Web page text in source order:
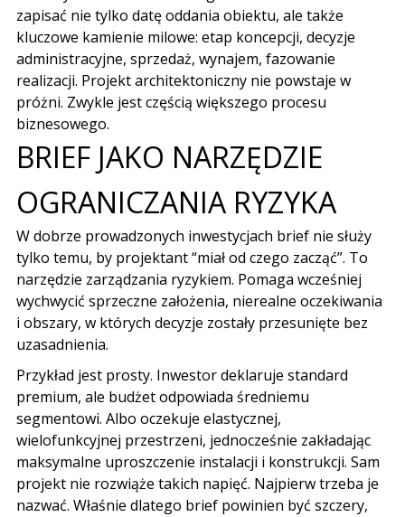
zapisać nie tylko datę oddania obiektu, ale także
kluczowe kamienie milowe: etap koncepcji, decyzje
administracyjne, sprzedaż, wynajem, fazowanie
realizacji. Projekt architektoniczny nie powstaje w
próżni. Zwykle jest częścią większego procesu
biznesowego.
BRIEF JAKO NARZĘDZIE
OGRANICZANIA RYZYKA
W dobrze prowadzonych inwestycjach brief nie służy
tylko temu, by projektant “miał od czego zacząć”. To
narzędzie zarządzania ryzykiem. Pomaga wcześniej
wychwycić sprzeczne założenia, nierealne oczekiwania
i obszary, w których decyzje zostały przesunięte bez
uzasadnienia.
Przykład jest prosty. Inwestor deklaruje standard
premium, ale budżet odpowiada średniemu
segmentowi. Albo oczekuje elastycznej,
wielofunkcyjnej przestrzeni, jednocześnie zakładając
maksymalne uproszczenie instalacji i konstrukcji. Sam
projekt nie rozwiąże takich napięć. Najpierw trzeba je
nazwać. Właśnie dlatego brief powinien być szczery,